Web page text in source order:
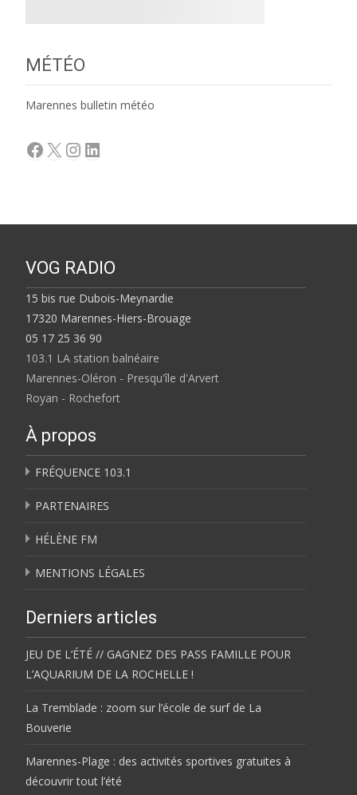
MÉTÉO
Marennes bulletin météo
Facebook
X Instagram
LinkedIn
VOG RADIO
15 bis rue Dubois-Meynardie
17320 Marennes-Hiers-Brouage
05 17 25 36 90
103.1 LA station balnéaire
Marennes-Oléron - Presqu'île d'Arvert
Royan - Rochefort
À propos
FRÉQUENCE 103.1
PARTENAIRES
HÉLÈNE FM
MENTIONS LÉGALES
Derniers articles
JEU DE L’ÉTÉ // GAGNEZ DES PASS FAMILLE POUR
L’AQUARIUM DE LA ROCHELLE !
La Tremblade : zoom sur l’école de surf de La
Bouverie
Marennes-Plage : des activités sportives gratuites à
découvrir tout l’été